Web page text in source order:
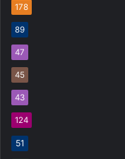
178
89
47
45
43
124
51